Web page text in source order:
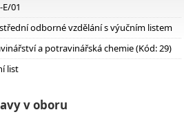
01
odborné vzdělání s výučním listem
a potravinářská chemie (Kód: 29)
list
v oboru